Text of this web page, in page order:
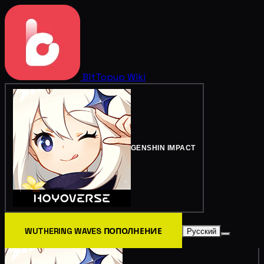
BitTopup Wiki
GENSHIN IMPACT
WUTHERING WAVES ПОПОЛНЕНИЕ Русский